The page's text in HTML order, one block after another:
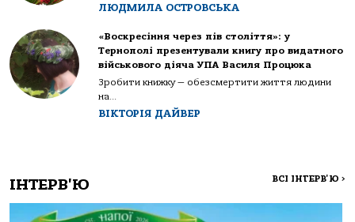
ЛЮДМИЛА ОСТРОВСЬКА
«Воскресіння через пів століття»: у
Тернополі презентували книгу про видатного
військового діяча УПА Василя Процюка
Зробити книжку — обезсмертити життя людини
на...
ВІКТОРІЯ ДАЙВЕР
ІНТЕРВ'Ю ВСІ ІНТЕРВ'Ю >